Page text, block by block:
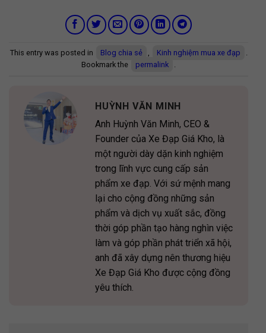
This entry was posted in Blog chia sẻ Kinh nghiệm mua xe đạp
Bookmark the
permalink
HUỲNH VĂN MINH
Anh Huỳnh Văn Minh, CEO &
Founder của Xe Đạp Giá Kho, là
một người dày dặn kinh nghiệm
trong lĩnh vực cung cấp sản
phẩm xe đạp. Với sứ mệnh mang
lại cho cộng đồng những sản
phẩm và dịch vụ xuất sắc, đồng
thời góp phần tạo hàng nghìn việc
làm và góp phần phát triển xã hội,
anh đã xây dựng nên thương hiệu
Xe Đạp Giá Kho được cộng đồng
yêu thích.